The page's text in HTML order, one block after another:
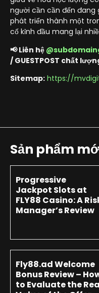
người cần cần đến đang
phát triển thành một
cố kỉnh đầu mang lại
📢 Liên hệ
/ GUESTPOST chất
Sitemap: https://
Sản phẩm
Progressive
Jackpot Slots at
FLY88 Casino: A
Manager’s Review
Fly88.ad Welcome
Bonus Review –
to Evaluate the